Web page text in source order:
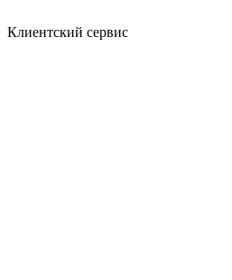
Клиентский сервис